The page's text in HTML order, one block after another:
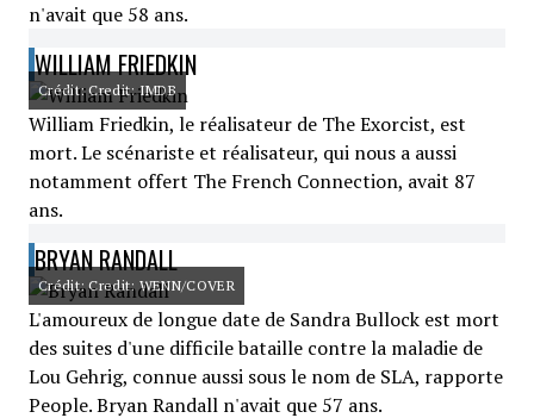
n'avait que 58 ans.
WILLIAM FRIEDKIN
Crédit: Credit: IMDB
William Friedkin, le réalisateur de The Exorcist, est
mort. Le scénariste et réalisateur, qui nous a aussi
notamment offert The French Connection, avait 87
ans.
BRYAN RANDALL
Crédit: Credit: WENN/COVER
L'amoureux de longue date de Sandra Bullock est mort
des suites d'une difficile bataille contre la maladie de
Lou Gehrig, connue aussi sous le nom de SLA, rapporte
People. Bryan Randall n'avait que 57 ans.